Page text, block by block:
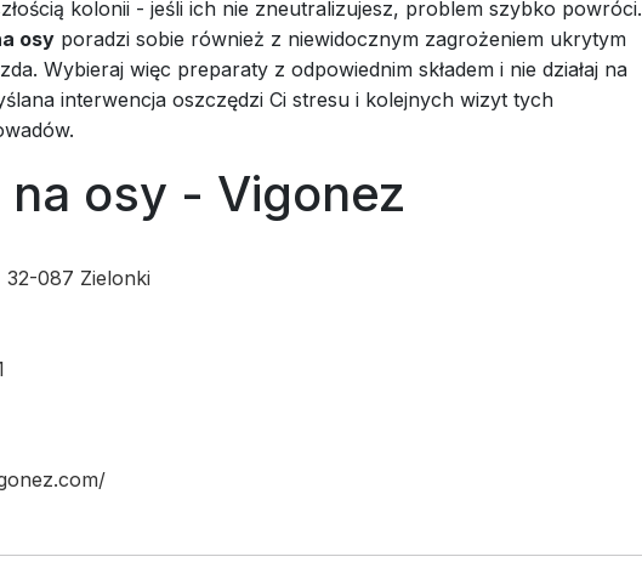
kolonii - jeśli ich nie zneutralizujesz, problem szybko powróci.
osy poradzi sobie również z niewidocznym zagrożeniem ukrytym
Wybieraj więc preparaty z odpowiednim składem i nie działaj na
interwencja oszczędzi Ci stresu i kolejnych wizyt tych
na osy - Vigonez
32-087 Zielonki